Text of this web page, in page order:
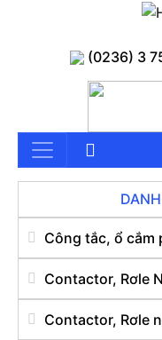
(0236) 3
Công tắc, ổ
Contactor, Rơle
Contactor, Rơle